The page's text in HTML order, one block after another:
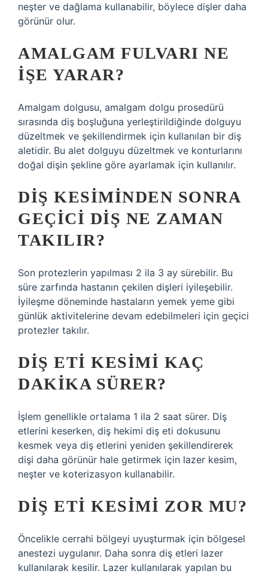
neşter ve dağlama kullanabilir, böylece dişler daha
görünür olur.
AMALGAM FULVARI NE
IŞE YARAR?
Amalgam dolgusu, amalgam dolgu prosedürü
sırasında diş boşluğuna yerleştirildiğinde dolguyu
düzeltmek ve şekillendirmek için kullanılan bir diş
aletidir. Bu alet dolguyu düzeltmek ve konturlarını
doğal dişin şekline göre ayarlamak için kullanılır.
DIŞ KESIMINDEN SONRA
GEÇICI DIŞ NE ZAMAN
TAKILIR?
Son protezlerin yapılması 2 ila 3 ay sürebilir. Bu
süre zarfında hastanın çekilen dişleri iyileşebilir.
İyileşme döneminde hastaların yemek yeme gibi
günlük aktivitelerine devam edebilmeleri için geçici
protezler takılır.
DIŞ ETI KESIMI KAÇ
DAKIKA SÜRER?
İşlem genellikle ortalama 1 ila 2 saat sürer. Diş
etlerini keserken, diş hekimi diş eti dokusunu
kesmek veya diş etlerini yeniden şekillendirerek
dişi daha görünür hale getirmek için lazer kesim,
neşter ve koterizasyon kullanabilir.
DIŞ ETI KESIMI ZOR MU?
Öncelikle cerrahi bölgeyi uyuşturmak için bölgesel
anestezi uygulanır. Daha sonra diş etleri lazer
kullanılarak kesilir. Lazer kullanılarak yapılan bu